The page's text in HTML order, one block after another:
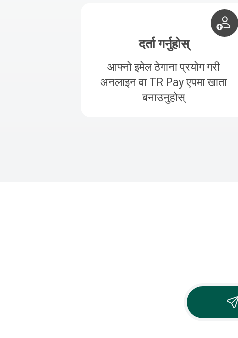
दर्ता गर्नुहोस्
आफ्नो इमेल ठेगाना प्रयोग गरी
अनलाइन वा TR Pay एपमा खाता
बनाउनुहोस्